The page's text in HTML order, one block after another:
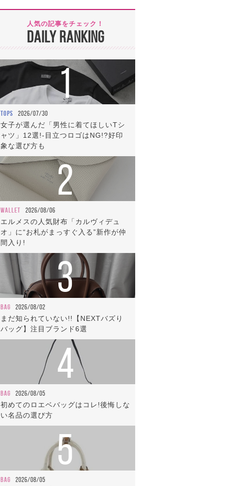
人気の記事をチェック！
DAILY RANKING
1
TOPS 2026/07/30
女子が選んだ「男性に着てほしいTシ
ャツ」12選!-目立つロゴはNG!?好印
象な選び方も
2
WALLET 2026/08/06
エルメスの人気財布「カルヴィデュ
オ」に“お札がまっすぐ入る”新作が仲
間入り!
3
BAG 2026/08/02
まだ知られていない!!【NEXTバズり
バッグ】注目ブランド6選
4
BAG 2026/08/05
初めてのロエベバッグはコレ!後悔しな
い名品の選び方
5
BAG 2026/08/05